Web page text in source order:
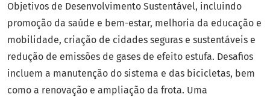
Objetivos de Desenvolvimento Sustentável, incluindo
promoção da saúde e bem-estar, melhoria da educação e
mobilidade, criação de cidades seguras e sustentáveis e
redução de emissões de gases de efeito estufa. Desafios
incluem a manutenção do sistema e das bicicletas, bem
como a renovação e ampliação da frota. Uma